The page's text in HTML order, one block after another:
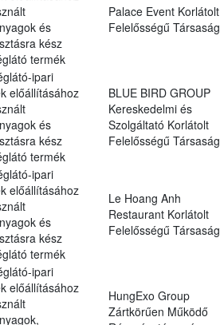
és
kész
termék
Palace Event Korlátolt
Felelősségű Társaság
ipari
előállításához
és
kész
termék
BLUE BIRD GROUP
Kereskedelmi és
Szolgáltató Korlátolt
Felelősségű Társaság
ipari
előállításához
és
kész
termék
Le Hoang Anh
Restaurant Korlátolt
Felelősségű Társaság
ipari
előállításához
HungExo Group
Zártkörűen Működő